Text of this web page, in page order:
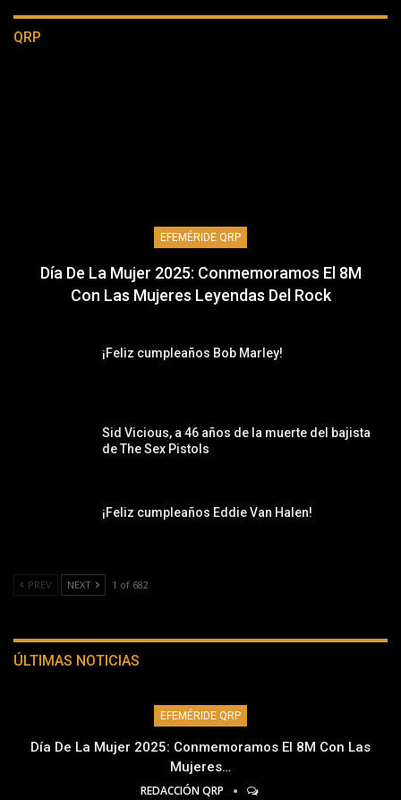
QRP
EFEMÉRIDE QRP
Día De La Mujer 2025: Conmemoramos El 8M
Con Las Mujeres Leyendas Del Rock
¡Feliz cumpleaños Bob Marley!
Sid Vicious, a 46 años de la muerte del bajista
de The Sex Pistols
¡Feliz cumpleaños Eddie Van Halen!
PREV NEXT 1 of 682
ÚLTIMAS NOTICIAS
EFEMÉRIDE QRP
Día De La Mujer 2025: Conmemoramos El 8M Con Las
Mujeres…
REDACCIÓN QRP